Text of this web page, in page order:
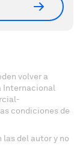
volver a
Internacional
condiciones de
las del autor y no